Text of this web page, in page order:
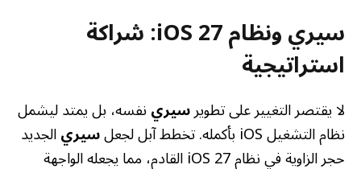
سيري ونظام iOS 27: شراكة
استراتيجية
لا يقتصر التغيير على تطويرسيرينفسه، بل يمتد ليشمل
نظام التشغيل iOS بأكمله. تخطط آبل لجعل سيريالجديد
حجر الزاوية في نظام iOS 27 القادم، مما يجعله الواجهة